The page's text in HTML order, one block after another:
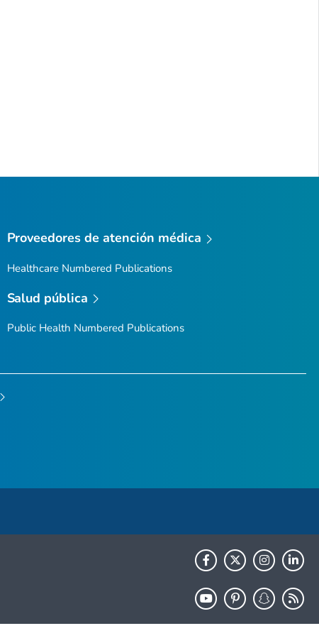
Proveedores de atención médica
Healthcare Numbered Publications
Salud pública
Public Health Numbered Publications